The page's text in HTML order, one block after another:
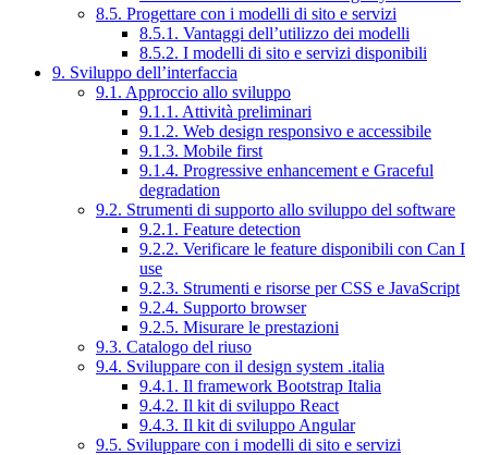
8.5. Progettare con i modelli di sito e servizi
8.5.1. Vantaggi dell’utilizzo dei modelli
8.5.2. I modelli di sito e servizi disponibili
9. Sviluppo dell’interfaccia
9.1. Approccio allo sviluppo
9.1.1. Attività preliminari
9.1.2. Web design responsivo e accessibile
9.1.3. Mobile first
9.1.4. Progressive enhancement e Graceful
degradation
9.2. Strumenti di supporto allo sviluppo del software
9.2.1. Feature detection
9.2.2. Verificare le feature disponibili con Can I
use
9.2.3. Strumenti e risorse per CSS e JavaScript
9.2.4. Supporto browser
9.2.5. Misurare le prestazioni
9.3. Catalogo del riuso
9.4. Sviluppare con il design system .italia
9.4.1. Il framework Bootstrap Italia
9.4.2. Il kit di sviluppo React
9.4.3. Il kit di sviluppo Angular
9.5. Sviluppare con i modelli di sito e servizi